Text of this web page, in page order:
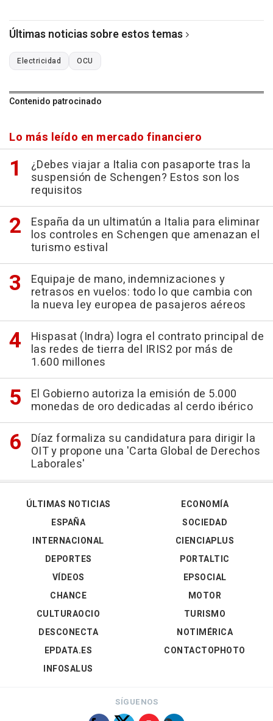
Últimas noticias sobre estos temas
Electricidad OCU
Contenido patrocinado
Lo más leído en mercado financiero
¿Debes viajar a Italia con pasaporte tras la
suspensión de Schengen? Estos son los
requisitos
España da un ultimatún a Italia para eliminar
los controles en Schengen que amenazan el
turismo estival
Equipaje de mano, indemnizaciones y
retrasos en vuelos: todo lo que cambia con
la nueva ley europea de pasajeros aéreos
Hispasat (Indra) logra el contrato principal de
las redes de tierra del IRIS2 por más de
1.600 millones
El Gobierno autoriza la emisión de 5.000
monedas de oro dedicadas al cerdo ibérico
Díaz formaliza su candidatura para dirigir la
OIT y propone una 'Carta Global de Derechos
Laborales'
ÚLTIMAS NOTICIAS
ESPAÑA
INTERNACIONAL
DEPORTES
VÍDEOS
ECONOMÍA
SOCIEDAD
CIENCIAPLUS
PORTALTIC
EPSOCIAL
CHANCE
CULTURAOCIO
DESCONECTA
EPDATA.ES
INFOSALUS
MOTOR
TURISMO
NOTIMÉRICA
CONTACTOPHOTO
SÍGUENOS